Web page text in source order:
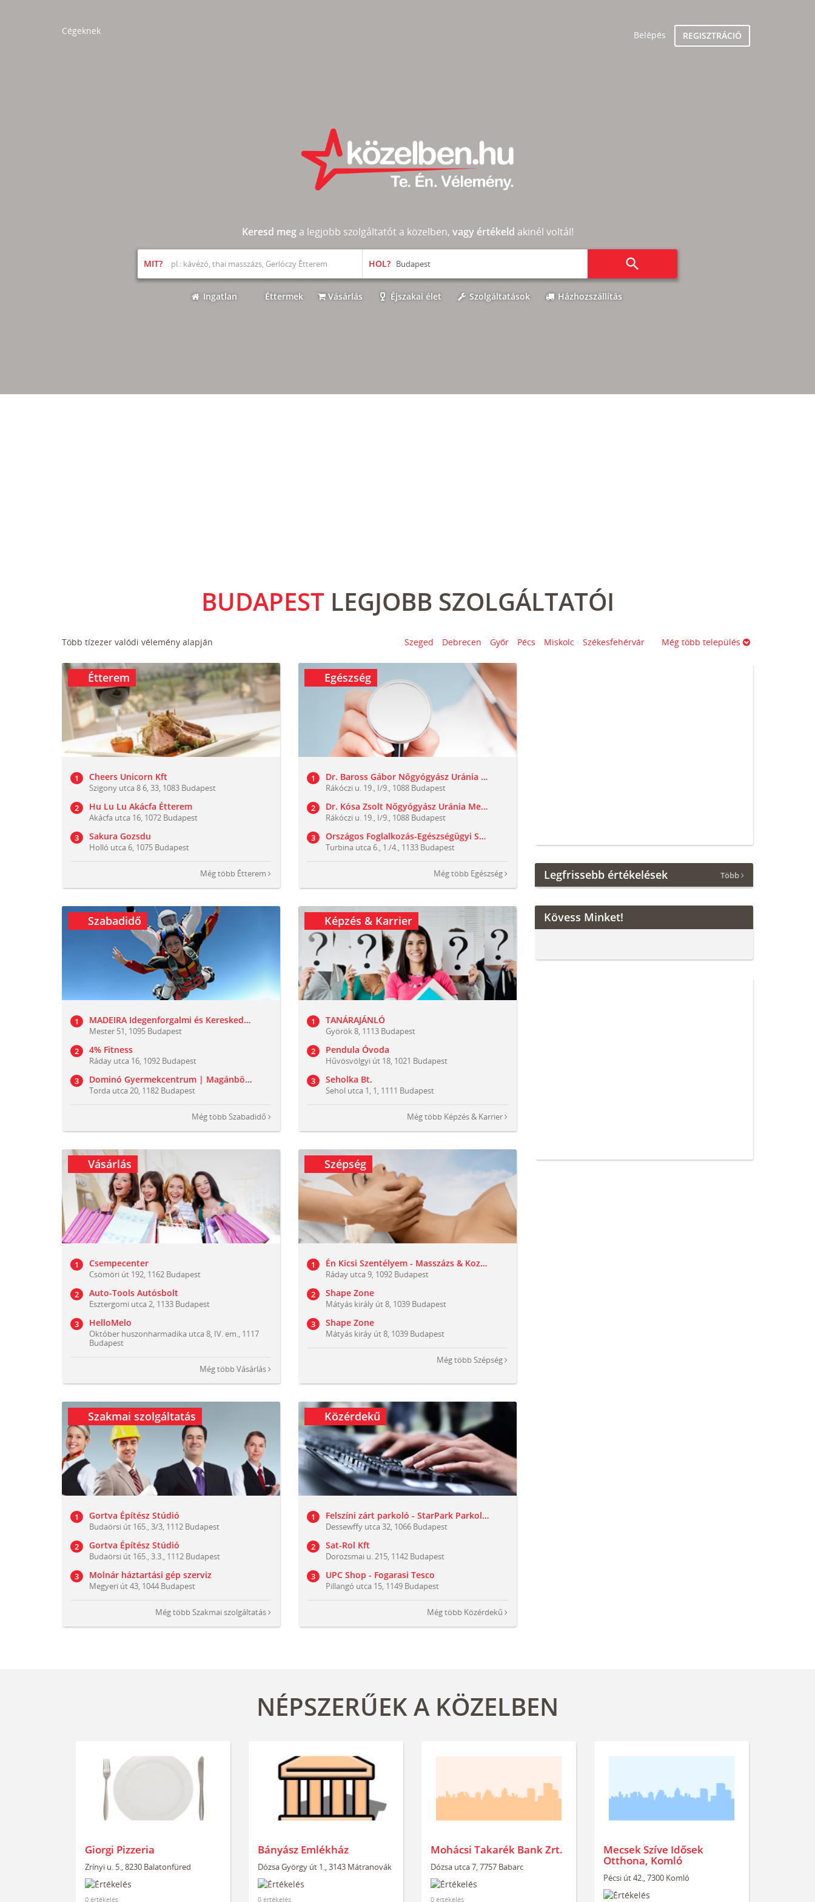
Cégeknek Belépés REGISZTRÁCIÓ
Keresd mega legjobb szolgáltatót a közelben, vagy értékeld akinél voltál!
search
Ingatlan Éttermek Vásárlás Éjszakai élet Szolgáltatások Házhozszállítás
BUDAPEST LEGJOBB SZOLGÁLTATÓI
Több tízezer valódi vélemény alapján Szeged Debrecen Győr Pécs Miskolc Székesfehérvár Még több település
Étterem
Cheers Unicorn Kft
Szigony utca 8 6, 33, 1083 Budapest
Hu Lu Lu Akácfa Étterem
Akácfa utca 16, 1072 Budapest
Sakura Gozsdu
Holló utca 6, 1075 Budapest
Még több Étterem
Egészség
Dr. Baross Gábor Nőgyógyász Uránia Medical Center
Rákóczi u. 19., I/9., 1088 Budapest
Dr. Kósa Zsolt Nőgyógyász Uránia Medical Center
Rákóczi u. 19., I/9., 1088 Budapest
Országos Foglalkozás-Egészségügyi Szolgálat Kft.
Turbina utca 6., 1./4., 1133 Budapest
Még több Egészség
Szabadidő
MADEIRA Idegenforgalmi és Kereskedelmi Kft
Mester 51, 1095 Budapest
4% Fitness
Ráday utca 16, 1092 Budapest
Dominó Gyermekcentrum | Magánbölcsőde - Családi Játszóház
Torda utca 20, 1182 Budapest
Még többSzabadidő
Képzés & Karrier
TANÁRAJÁNLÓ
Györök 8, 1113 Budapest
Pendula Óvoda
Hűvösvölgyi út 18, 1021 Budapest
Seholka Bt.
Sehol utca 1, 1, 1111 Budapest
Még több Képzés & Karrier
Vásárlás
Csempecenter
Csömöri út 192, 1162 Budapest
Auto-Tools Autósbolt
Esztergomi utca 2, 1133 Budapest
HelloMelo
Október huszonharmadika utca 8, IV. em., 1117
Budapest
Még többVásárlás
Szépség
Én Kicsi Szentélyem - Masszázs & Kozmetika
Ráday utca 9, 1092 Budapest
Shape Zone
Mátyás király út 8, 1039 Budapest
Shape Zone
Mátyás kiráy út 8, 1039 Budapest
Még többSzépség
Szakmai szolgáltatás
Gortva Építész Stúdió
Budaörsi út 165., 3/3, 1112 Budapest
Gortva Építész Stúdió
Budaörsi út 165., 3.3., 1112 Budapest
Molnár háztartási gép szerviz
Megyeri út 43, 1044 Budapest
Még többSzakmai szolgáltatás
Közérdekű
Felszíni zárt parkoló - StarPark Parkolók (Dessewffy utca 32)
Dessewffy utca 32, 1066 Budapest
Sat-Rol Kft
Dorozsmai u. 215, 1142 Budapest
UPC Shop - Fogarasi Tesco
Pillangó utca 15, 1149 Budapest
Még több Közérdekű
Legfrissebb értékelések Több
Kövess Minket!
NÉPSZERŰEK A KÖZELBEN
Giorgi Pizzeria
Zrínyi u. 5., 8230 Balatonfüred
0 értékelés
Bányász Emlékház
Dózsa György út 1., 3143 Mátranovák
0 értékelés
Mohácsi Takarék Bank Zrt.
Dózsa utca 7, 7757 Babarc
0 értékelés
Mecsek Szíve Idősek
Otthona, Komló
Pécsi út 42., 7300 Komló